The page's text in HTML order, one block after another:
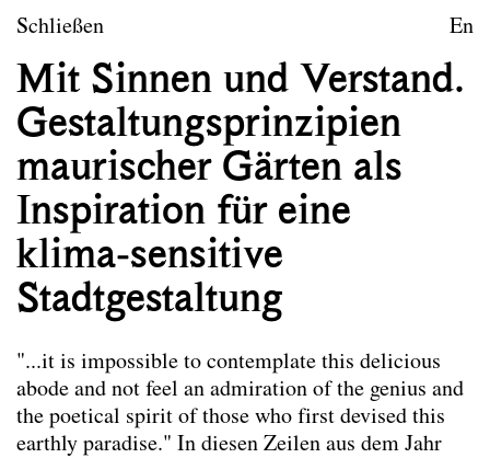
zum Inhalt springen
Landschaftsarchitektur
Leitbild
Lehre
Forschungsprojekte
Publikationen
Schließen En
Mit Sinnen und Verstand.
Gestaltungsprinzipien
maurischer Gärten als
Inspiration für eine
klima-sensitive
Stadtgestaltung
"...it is impossible to contemplate this delicious
abode and not feel an admiration of the genius and
the poetical spirit of those who first devised this
earthly paradise." In diesen Zeilen aus dem Jahr
Publikationen
Die hier ausgewählten Publikationen der
Leitbild des Forschungsbereichs wider. Nicht alle
angeführten Publikationen wurden im Rahmen der
Tätigkeit am Forschungsbereich verfasst.